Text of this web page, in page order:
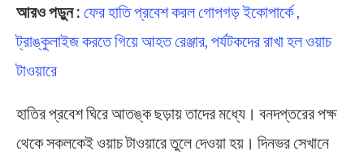
আরও পড়ুন : ফের হাতি প্রবেশ করল গোপগড় ইকোপার্কে ,
ট্রাঙ্কুলাইজ করতে গিয়ে আহত রেঞ্জার, পর্যটকদের রাখা হল ওয়াচ
টাওয়ারে
হাতির প্রবেশ ঘিরে আতঙ্ক ছড়ায় তাদের মধ্যে। বনদপ্তরের পক্ষ
থেকে সকলকেই ওয়াচ টাওয়ারে তুলে দেওয়া হয়। দিনভর সেখানে